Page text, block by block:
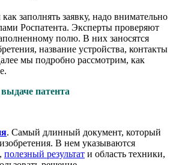
заполнять заявку, надо внимательно
Роспатента. Эксперты проверяют
полю. В них заносятся
название устройства, контакты
мы подробно рассмотрим, как
патента
. Самый длинный документ, который
В нем указываются
полезный результат и область техники,